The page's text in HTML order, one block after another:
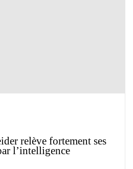
relève fortement ses
l’intelligence